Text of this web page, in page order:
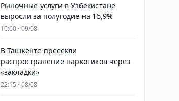
Рыночные услуги в Узбекистане
выросли за полугодие на 16,9%
10:00 · 09/08
В Ташкенте пресекли
распространение наркотиков через
«закладки»
22:15 · 08/08